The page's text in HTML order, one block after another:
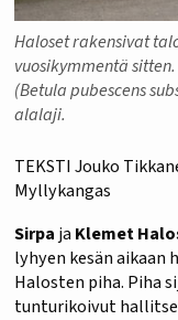
Haloset rakensivat
vuosikymmentä
(Betula pubescens
alalaji.
TEKSTI Jouko
Myllykangas
Sirpa ja Klemet
lyhyen kesän aikaan
Halosten piha. Piha
tunturikoivut